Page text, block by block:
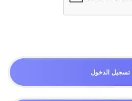
تسجيل الدخول